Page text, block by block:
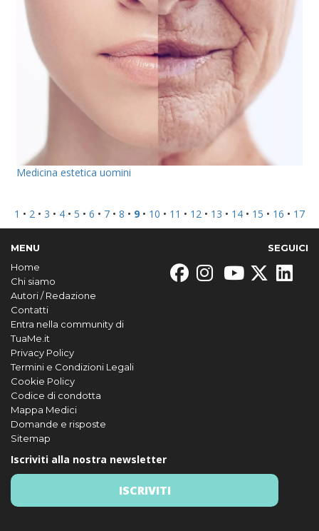
Medicina estetica uomini
1 • 2 • 3 • 4 • 5 • 6 • 7 • 8 • 9 • 10 • 11 • 12 • 13 • 14 • 15 • 16 • 17
MENU
Home
Chi siamo
Autori / Redazione
Contatti
Entra nella community di
TuaMe.it
Privacy Policy
Termini e Condizioni Legali
Cookie Policy
Codice di condotta
Mappa Medici
Domande e risposte
Sitemap
SEGUICI
Iscriviti alla nostra newsletter
ISCRIVITI